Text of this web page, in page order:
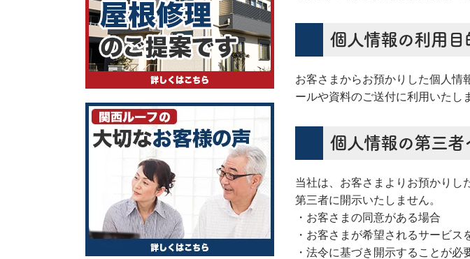
個人情報の利用目
お客さまからお預かりした個人情
ールや資料のご送付に利用いたし
個人情報の第三者
当社は、お客さまよりお預かりし
第三者に開示いたしません。
・お客さまの同意がある場合
・お客さまが希望されるサービ
・法令に基づき開示することが必